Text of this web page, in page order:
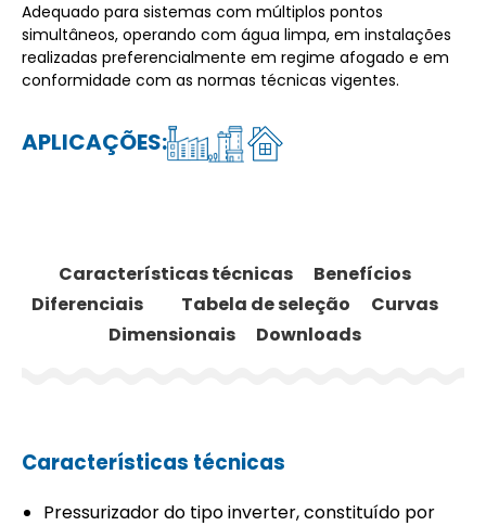
Adequado para sistemas com múltiplos pontos
simultâneos, operando com água limpa, em instalações
realizadas preferencialmente em regime afogado e em
conformidade com as normas técnicas vigentes.
APLICAÇÕES:
Características técnicas
Benefícios
Diferenciais
Tabela de seleção
Curvas
Dimensionais
Downloads
Características técnicas
Pressurizador do tipo inverter, constituído por